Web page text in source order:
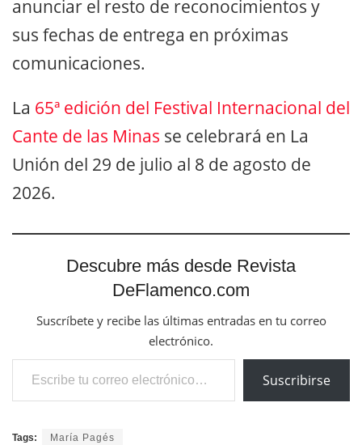
anunciar el resto de reconocimientos y
sus fechas de entrega en próximas
comunicaciones.
La 65ª edición del Festival Internacional del
Cante de las Minas se celebrará en La
Unión del 29 de julio al 8 de agosto de
2026.
Descubre más desde Revista
DeFlamenco.com
Suscríbete y recibe las últimas entradas en tu correo
electrónico.
Escribe tu correo electrónico…
Suscribirse
Tags: María Pagés